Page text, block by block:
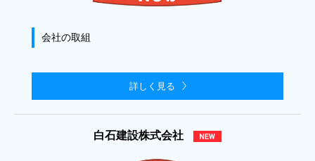
会社の取組
詳しく見る
白石建設株式会社